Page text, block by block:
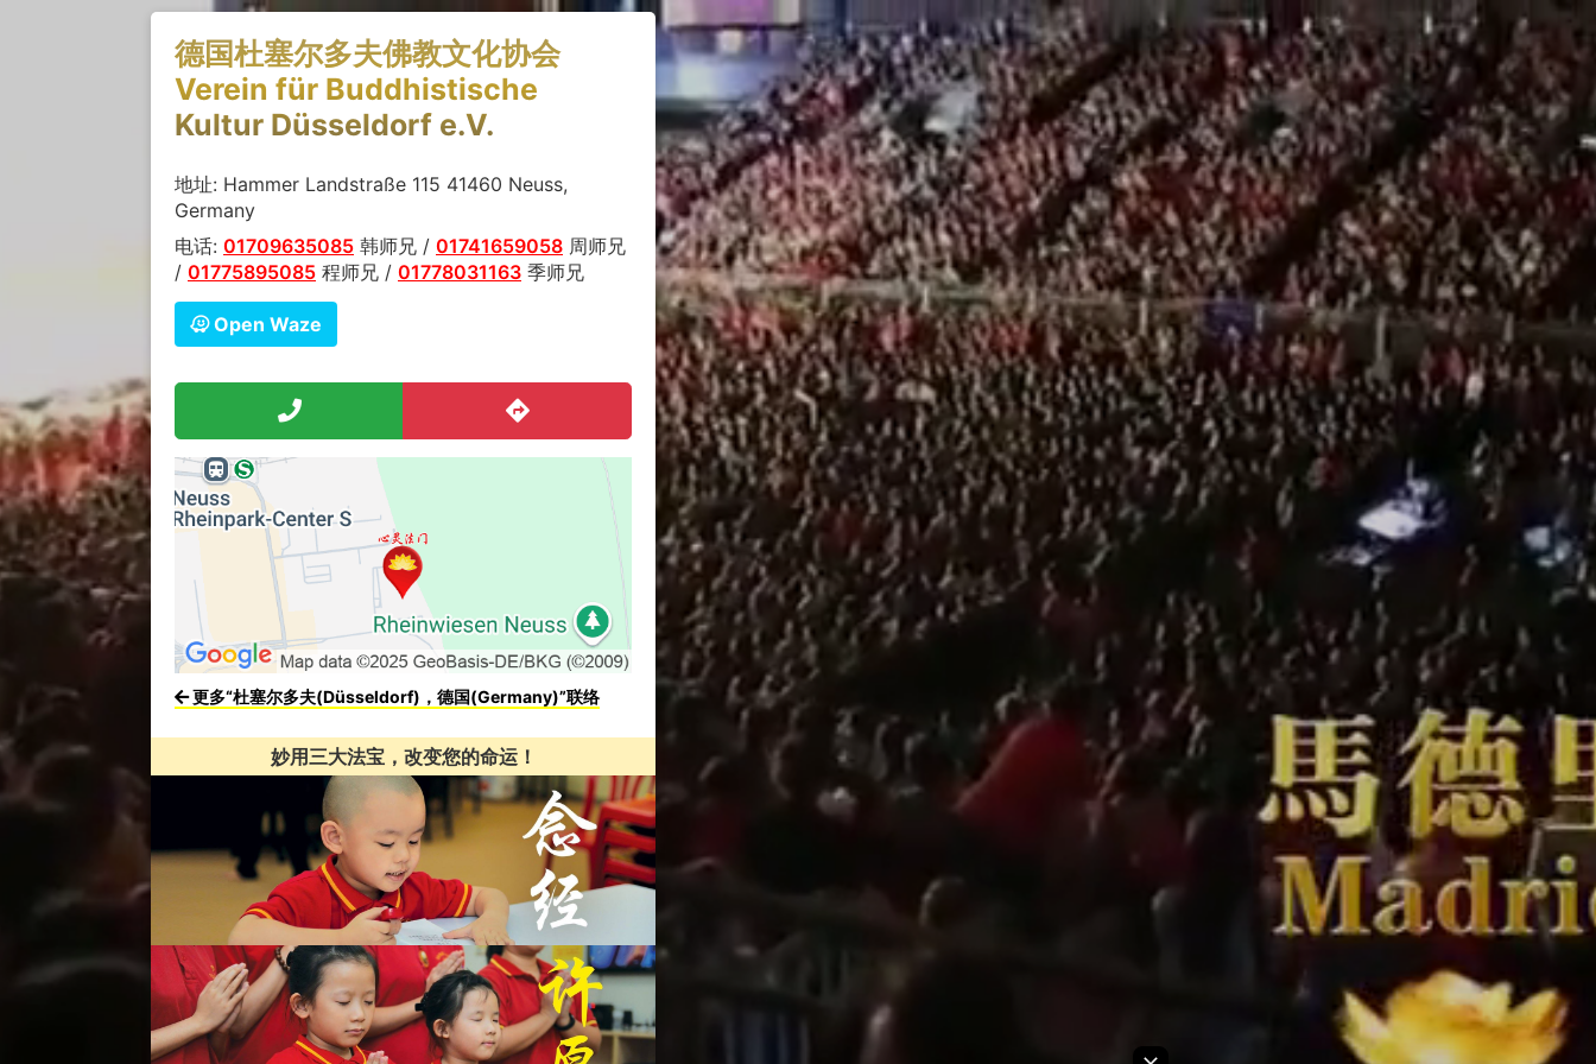
德国杜塞尔多夫佛教文化协会
Verein für Buddhistische
Kultur Düsseldorf e.V.
地址: Hammer Landstraße 115 41460 Neuss,
Germany
电话: 01709635085 韩师兄 / 01741659058 周师兄
/ 01775895085 程师兄 / 01778031163 季师兄
Open Waze
更多“杜塞尔多夫(Düsseldorf)，德国(Germany)”联络
妙用三大法宝，改变您的命运！